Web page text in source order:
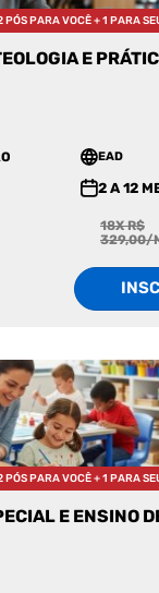
PÓS PARA VOCÊ + 1 PARA
E
EAD
2 A 12
18X R$
329,00/
PÓS PARA VOCÊ + 1 PARA
E ENSINO